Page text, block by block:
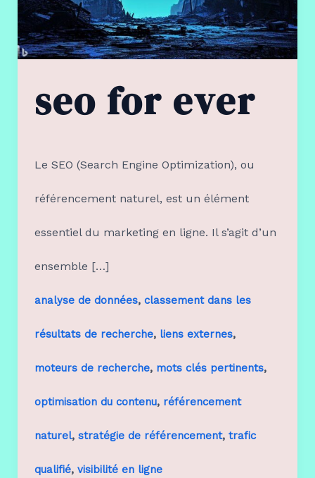
seo for ever
Le SEO (Search Engine Optimization), ou
référencement naturel, est un élément
essentiel du marketing en ligne. Il s’agit d’un
ensemble […]
analyse de données, classement dans les
résultats de recherche, liens externes,
moteurs de recherche, mots clés pertinents,
optimisation du contenu, référencement
naturel, stratégie de référencement, trafic
qualifié, visibilité en ligne